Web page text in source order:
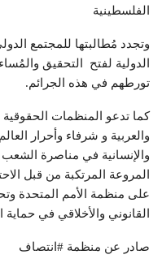
الفلسطينية
وتجدد مُطالبتها للمجتمع
الدولية لفتح التحقيق
تورطهم في هذه الجرائم.
كما تدعو المنظمات الحقوقية
والعربية و شرفاء وأحرار
والإنسانية في مناصرة الشعب
المروعة المرتكبة من قبل
على منظمة الأمم المتحدة
القانوني والأخلاقي في
صادر عن منظمة #انتصاف